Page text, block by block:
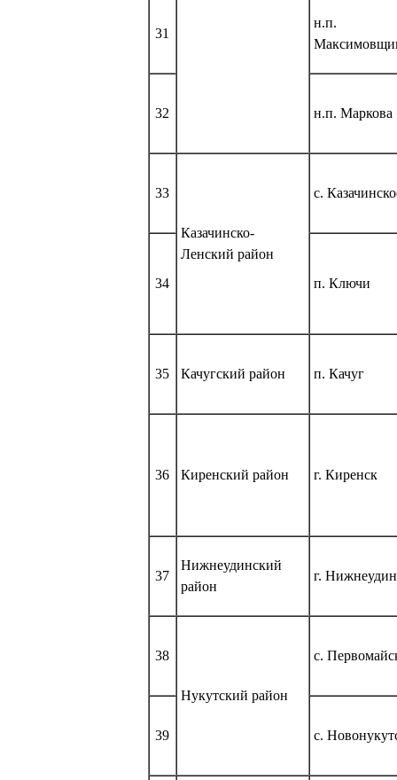
31
н.п.
32 н.п. Маркова
33
Казачинско-
Ленский район
с.
34 п. Ключи
35 Качугский район п. Качуг
36 Киренский район г. Киренск
37
Нижнеудинский
район
г.
38
Нукутский район
с.
39 с.